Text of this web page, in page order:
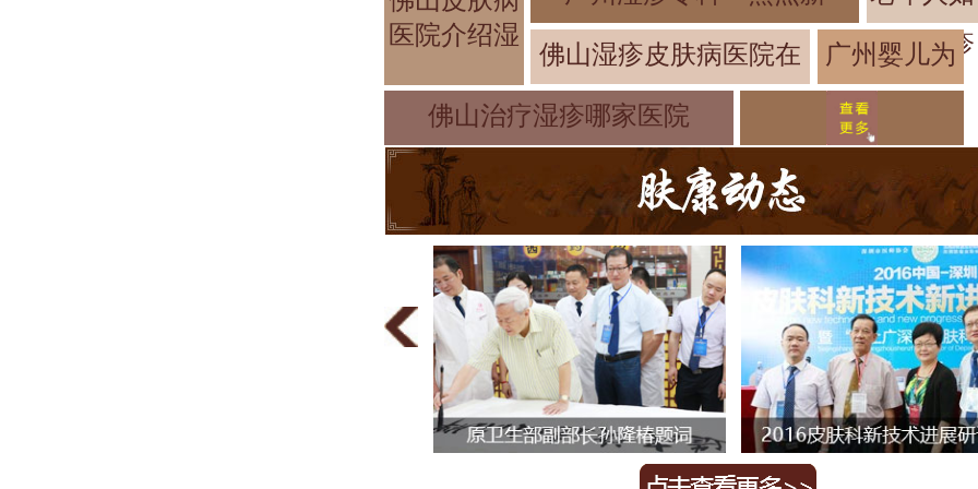
医院介绍湿
佛山湿疹皮肤病医院在
广州婴儿为
什么会患上
佛山治疗湿疹哪家医院